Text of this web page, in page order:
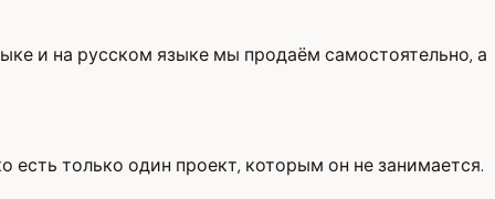
и на русском языке мы продаём самостоятельно, а
только один проект, которым он не занимается.